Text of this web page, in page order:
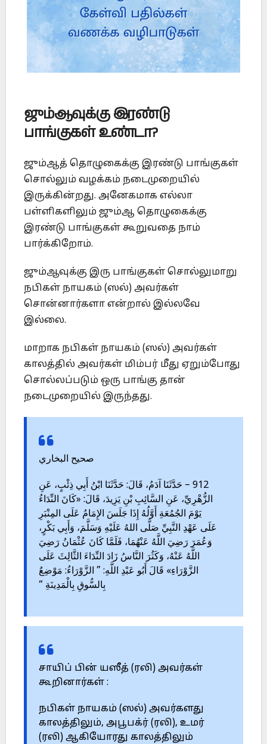
ஜும்ஆவுக்கு இரண்டு
பாங்குகள் உண்டா?
ஜும்ஆத் தொழுகைக்கு இரண்டு பாங்குகள்
சொல்லும் வழக்கம் நடைமுறையில்
இருக்கின்றது. அனேகமாக எல்லா
பள்ளிகளிலும் ஜும்ஆ தொழுகைக்கு
இரண்டு பாங்குகள் கூறுவதை நாம்
பார்க்கிறோம்.
ஜும்ஆவுக்கு இரு பாங்குகள் சொல்லுமாறு
நபிகள் நாயகம் (ஸல்) அவர்கள்
சொன்னார்களா என்றால் இல்லவே
இல்லை.
மாறாக நபிகள் நாயகம் (ஸல்) அவர்கள்
காலத்தில் அவர்கள் மிம்பர் மீது ஏறும்போது
சொல்லப்படும் ஒரு பாங்கு தான்
நடைமுறையில் இருந்தது.
صحيح البخاري
912 – حَدَّثَنَا آدَمُ، قَالَ: حَدَّثَنَا ابْنُ أَبِي ذِئْبٍ، عَنِ
الزُّهْرِيِّ، عَنِ السَّائِبِ بْنِ يَزِيدَ، قَالَ: «كَانَ النِّدَاءُ
يَوْمَ الجُمُعَةِ أَوَّلُهُ إِذَا جَلَسَ الإِمَامُ عَلَى المِنْبَرِ
عَلَى عَهْدِ النَّبِيِّ صَلَّى اللهُ عَلَيْهِ وَسَلَّمَ، وَأَبِي بَكْرٍ،
وَعُمَرَ رَضِيَ اللَّهُ عَنْهُمَا، فَلَمَّا كَانَ عُثْمَانُ رَضِيَ
اللَّهُ عَنْهُ، وَكَثُرَ النَّاسُ زَادَ النِّدَاءَ الثَّالِثَ عَلَى
الزَّوْرَاءِ» قَالَ أَبُو عَبْدِ اللَّهِ: ” الزَّوْرَاءُ: مَوْضِعٌ
بِالسُّوقِ بِالْمَدِينَةِ “
சாயிப் பின் யஸீத் (ரலி) அவர்கள்
கூறினார்கள் :
நபிகள் நாயகம் (ஸல்) அவர்களது
காலத்திலும், அபூபக்ர் (ரலி), உமர்
(ரலி) ஆகியோரது காலத்திலும்